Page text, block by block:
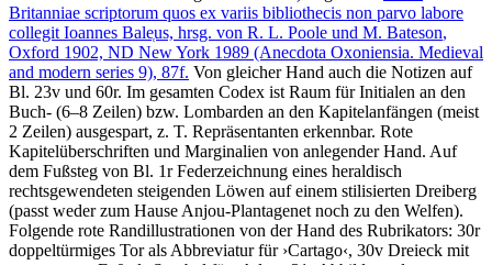
Britanniae scriptorum quos ex variis bibliothecis non parvo labore
collegit Ioannes Bale̜us, hrsg. von R. L. Poole und M. Bateson,
Oxford 1902, ND New York 1989 (Anecdota Oxoniensia. Medieval
and modern series 9), 87f. Von gleicher Hand auch die Notizen auf
Bl. 23v und 60r. Im gesamten Codex ist Raum für Initialen an den
Buch- (6–8 Zeilen) bzw. Lombarden an den Kapitelanfängen (meist
2 Zeilen) ausgespart, z. T. Repräsentanten erkennbar. Rote
Kapitelüberschriften und Marginalien von anlegender Hand. Auf
dem Fußsteg von Bl. 1r Federzeichnung eines heraldisch
rechtsgewendeten steigenden Löwen auf einem stilisierten Dreiberg
(passt weder zum Hause Anjou-Plantagenet noch zu den Welfen).
Folgende rote Randillustrationen von der Hand des Rubrikators: 30r
doppeltürmiges Tor als Abbreviatur für ›Cartago‹, 30v Dreieck mit